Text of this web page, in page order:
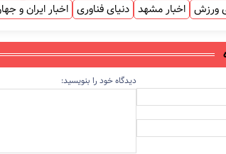
ورزش اخبار مشهد دنیای فناوری اخبار ایران و
دیدگاه خود را بنویسید: